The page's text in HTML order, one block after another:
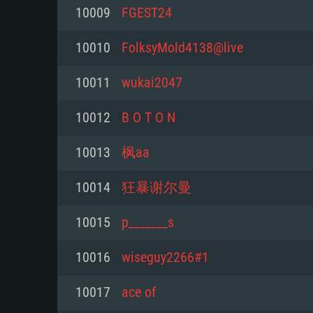
Mínimo
77XX / NVIDIA GeForce GTX
mínima suportada: 720p
Network: Internet de banda larga.
Mínimo
mais recente
Processador: Core i5 2.2GHz
não suportado)
Memória: 6 GB
Placa Gráfica: Intel Iris Pro 5200
mínima suportada: 720p com
Mínimo
do Linux de 64bit
Processador: Dual-Core 2.4 GHz
Memória: 4 GB
Placa Gráfica: NVIDIA 660 com
recentes (não mais de 6
Vulkan (não mais de 6 meses);
10009 FGEST24
10010 FolksyMold4138@live
10011 wukai2047
10012 B O T O N
10013 枫aa
10014 狂暴谢尔曼
10015 p_______s
10016 wiseguy2266#1
10017 ace of